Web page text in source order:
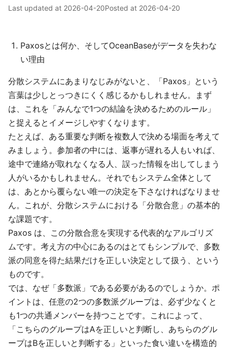
Last updated at 2026-04-20Posted at 2026-04-20
Paxosとは何か、そしてOceanBaseがデータを失わな
い理由
分散システムにあまりなじみがないと、「Paxos」という
言葉は少しとっつきにくく感じるかもしれません。まず
は、これを「みんなで1つの結論を決めるためのルール」
と捉えるとイメージしやすくなります。
たとえば、ある重要な判断を複数人で決める場面を考えて
みましょう。参加者の中には、返事が遅れる人もいれば、
途中で連絡が取れなくなる人、誤った情報を出してしまう
人がいるかもしれません。それでもシステム全体として
は、あとから覆らない唯一の決定を下さなければなりませ
ん。これが、分散システムにおける「分散合意」の基本的
な課題です。
Paxos は、この分散合意を実現する代表的なアルゴリズ
ムです。考え方の中心にあるのはとてもシンプルで、多数
派の同意を得た結果だけを正しい決定として扱う、という
ものです。
では、なぜ「多数派」である必要があるのでしょうか。ポ
イントは、任意の2つの多数派グループは、必ず少なくと
も1つの共通メンバーを持つことです。これによって、
「こちらのグループはAを正しいと判断し、あちらのグル
ープはBを正しいと判断する」といった食い違いを構造的